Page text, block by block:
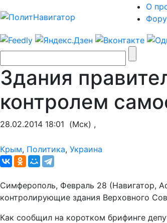
О
Здания
контролем
28.02.2014 18:01 (Мск) ,
Крым, Политика, Украина
Симферополь, Февраль 28 (Навигатор,
контролирующие здания Верховного
Как сообщил на коротком брифинге